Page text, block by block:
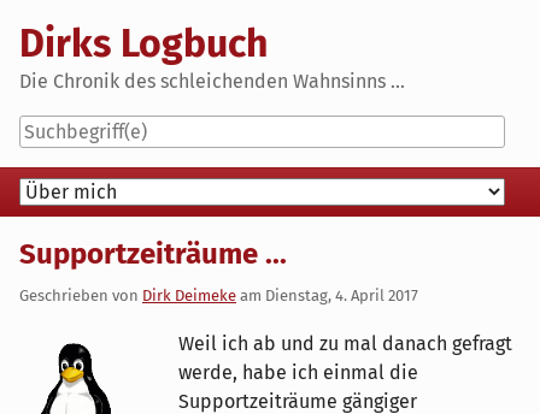
content
Dirks Logbuch
Die Chronik des schleichenden Wahnsinns ...
Navigation
Supportzeiträume ...
Geschrieben von Dirk Deimeke am Dienstag, 4. April 2017
Weil ich ab und zu mal danach gefragt
werde, habe ich einmal die
Supportzeiträume gängiger